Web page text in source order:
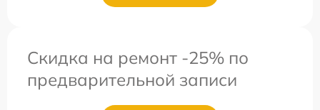
Скидка на ремонт -25% по
предварительной записи